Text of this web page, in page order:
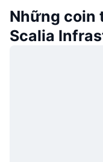
Những coin
Scalia